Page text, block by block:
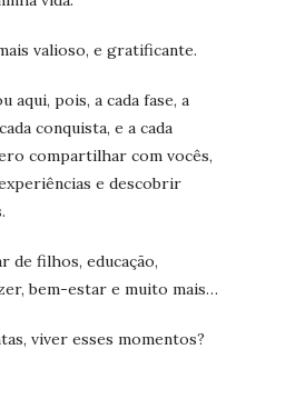
valioso, e gratificante.
aqui, pois, a cada fase, a
conquista, e a cada
compartilhar com vocês,
e descobrir
de filhos, educação,
bem-estar e muito mais…
viver esses momentos?